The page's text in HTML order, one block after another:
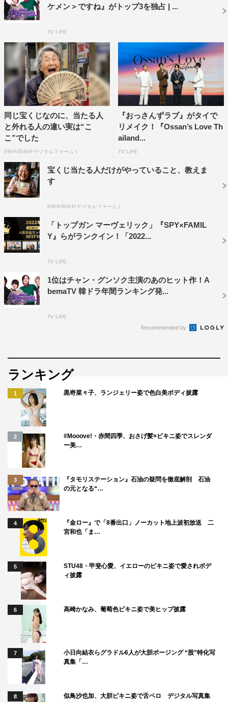
ケメン＞ですね』がトップ3を独占 | ...
TV LIFE
同じ宝くじなのに、当たる人
と外れる人の違い実は“こ
こ”でした
PR(合同会社デジタルファーム )
『おっさんずラブ』がタイで
リメイク！『Ossan’s Love Th
ailand...
TV LIFE
宝くじ当たる人だけがやっていること、教えま
す
PR(合同会社デジタルファーム )
「トップガン マーヴェリック」『SPY×FAMIL
Y』らがランクイン！「2022...
TV LIFE
1位はチャン・グンソク主演のあのヒット作！A
bemaTV 韓ドラ年間ランキング発...
TV LIFE
Recommended by
ランキング
1 黒嵜菜々子、ランジェリー姿で色白美ボディ披露
2
#Mooove!・赤間四季、おさげ髪×ビキニ姿でスレンダ
ー美…
3
『タモリステーション』石油の疑問を徹底解剖 石油
の元となる“…
4
『金ロー』で「8番出口」ノーカット地上波初放送 二
宮和也「ま…
5
STU48・甲斐心愛、イエローのビキニ姿で愛されボデ
ィ披露
6 高崎かなみ、葡萄色ビキニ姿で美ヒップ披露
7
小日向結衣らグラドル6人が大胆ポージング “股”特化写
真集「…
8
似鳥沙也加、大胆ビキニ姿で舌ペロ デジタル写真集